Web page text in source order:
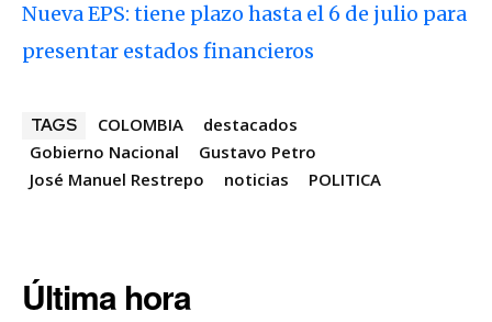
Nueva EPS: tiene plazo hasta el 6 de julio para
presentar estados financieros
TAGS COLOMBIA
destacados
Gobierno Nacional
Gustavo Petro
José Manuel Restrepo
noticias POLITICA
Última hora